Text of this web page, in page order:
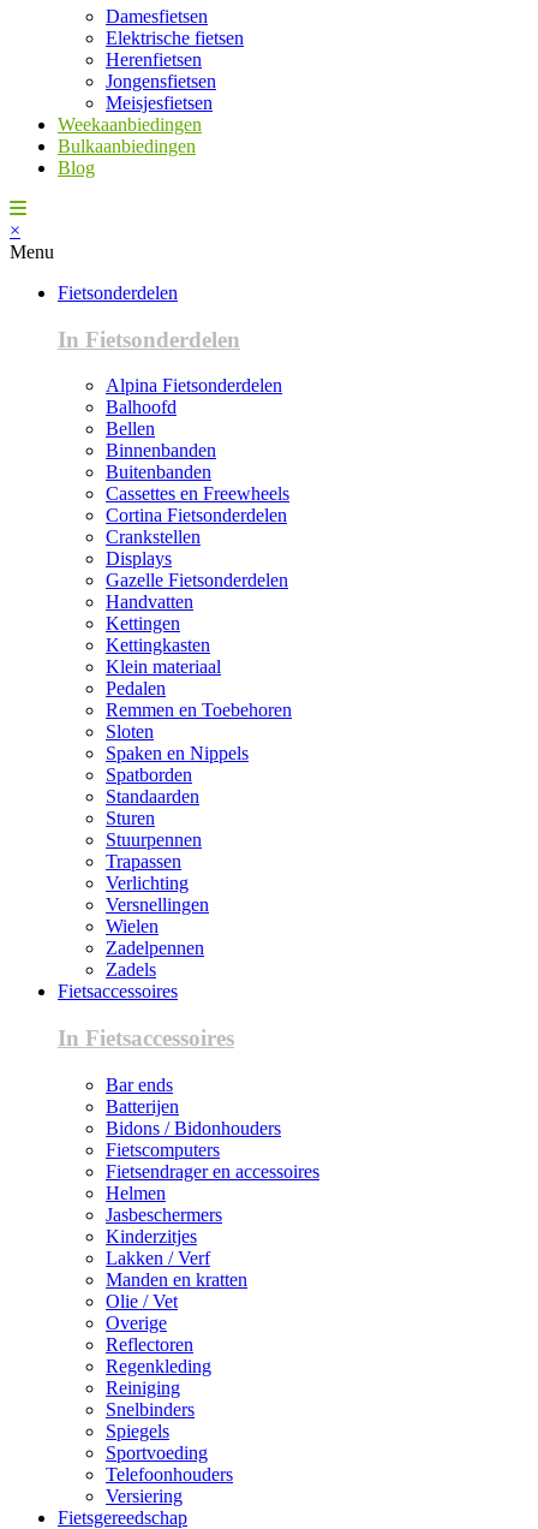
Damesfietsen
Elektrische fietsen
Herenfietsen
Jongensfietsen
Meisjesfietsen
Weekaanbiedingen
Bulkaanbiedingen
Blog
×
Menu
Fietsonderdelen
In Fietsonderdelen
Alpina Fietsonderdelen
Balhoofd
Bellen
Binnenbanden
Buitenbanden
Cassettes en Freewheels
Cortina Fietsonderdelen
Crankstellen
Displays
Gazelle Fietsonderdelen
Handvatten
Kettingen
Kettingkasten
Klein materiaal
Pedalen
Remmen en Toebehoren
Sloten
Spaken en Nippels
Spatborden
Standaarden
Sturen
Stuurpennen
Trapassen
Verlichting
Versnellingen
Wielen
Zadelpennen
Zadels
Fietsaccessoires
In Fietsaccessoires
Bar ends
Batterijen
Bidons / Bidonhouders
Fietscomputers
Fietsendrager en accessoires
Helmen
Jasbeschermers
Kinderzitjes
Lakken / Verf
Manden en kratten
Olie / Vet
Overige
Reflectoren
Regenkleding
Reiniging
Snelbinders
Spiegels
Sportvoeding
Telefoonhouders
Versiering
Fietsgereedschap